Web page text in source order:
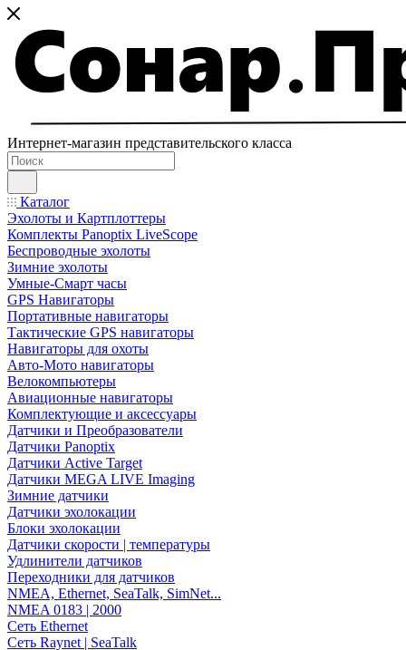
Интернет-магазин представительского класса
Каталог
Эхолоты и Картплоттеры
Комплекты Panoptix LiveScope
Беспроводные эхолоты
Зимние эхолоты
Умные-Смарт часы
GPS Навигаторы
Портативные навигаторы
Тактические GPS навигаторы
Навигаторы для охоты
Авто-Мото навигаторы
Велокомпьютеры
Авиационные навигаторы
Комплектующие и аксессуары
Датчики и Преобразователи
Датчики Panoptix
Датчики Active Target
Датчики MEGA LIVE Imaging
Зимние датчики
Датчики эхолокации
Блоки эхолокации
Датчики скорости | температуры
Удлинители датчиков
Переходники для датчиков
NMEA, Ethernet, SeaTalk, SimNet...
NMEA 0183 | 2000
Сеть Ethernet
Сеть Raynet | SeaTalk